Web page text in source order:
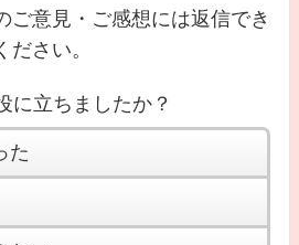
ご意見・ご感想には返信でき
ださい。
に立ちましたか？
た